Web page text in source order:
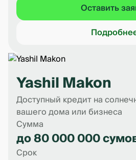
Оставить
Yashil Makon
Доступный кредит на
вашего дома или бизнеса
Сумма
до 80 000 000
Срок